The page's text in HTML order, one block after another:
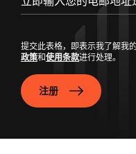
提交此表格，即表示我了解我
政策和使用条款进行处理。
注册